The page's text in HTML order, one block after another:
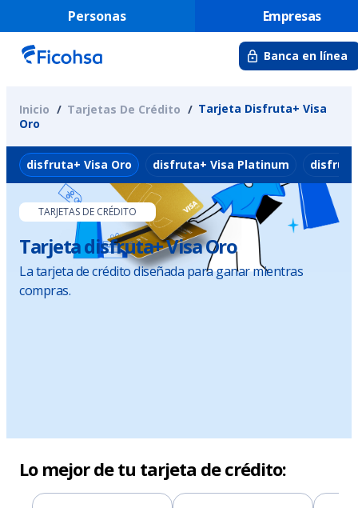
Personas Empresas
Banca en línea
Inicio Tarjetas De Crédito
Tarjeta Disfruta+ Visa
Oro
disfruta+ Visa Oro disfruta+ Visa Platinum
TARJETAS DE CRÉDITO
Tarjeta disfruta+ Visa Oro
La tarjeta de crédito diseñada para ganar mientras
compras.
Lo mejor de tu tarjeta de crédito: